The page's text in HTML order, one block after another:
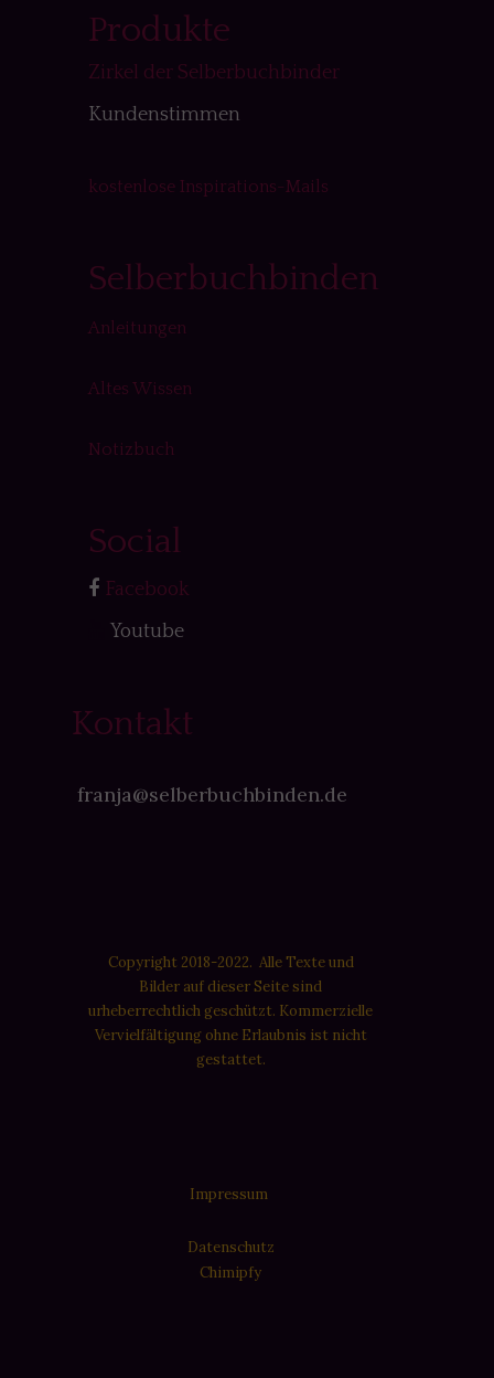
Produkte
Zirkel der Selberbuchbinder
Kundenstimmen
kostenlose Inspirations-Mails
Selberbuchbinden
Anleitungen
Altes Wissen
Notizbuch
Social
Facebook
Youtube
Kontakt
franja@selberbuchbinden.de
Copyright 2018-2022. Alle Texte und
Bilder auf dieser Seite sind
urheberrechtlich geschützt. Kommerzielle
Vervielfältigung ohne Erlaubnis ist nicht
gestattet.
Impressum
Datenschutz
Chimipfy